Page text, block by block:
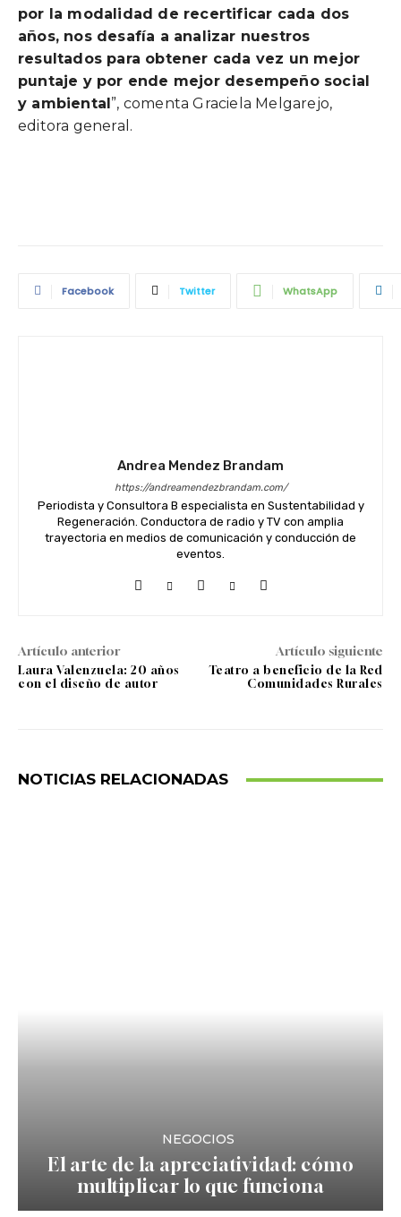
por la modalidad de recertificar cada dos
años, nos desafía a analizar nuestros
resultados para obtener cada vez un mejor
puntaje y por ende mejor desempeño social
y ambiental”, comenta Graciela Melgarejo,
editora general.
Facebook Twitter WhatsApp
Andrea Mendez Brandam
https://andreamendezbrandam.com/
Periodista y Consultora B especialista en Sustentabilidad y
Regeneración. Conductora de radio y TV con amplia
trayectoria en medios de comunicación y conducción de
eventos.
Artículo anterior
Laura Valenzuela: 20 años
con el diseño de autor
Artículo siguiente
Teatro a beneficio de la Red
Comunidades Rurales
NOTICIAS RELACIONADAS
NEGOCIOS
El arte de la apreciatividad: cómo
multiplicar lo que funciona